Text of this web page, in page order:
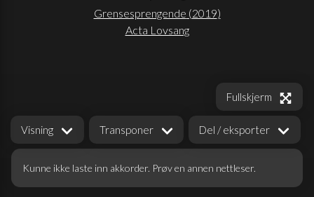
Grensesprengende (2019)
Acta Lovsang
Visning Transponer Del / eksporter
Fullskjerm
Kunne ikke laste inn akkorder. Prøv en annen nettleser.